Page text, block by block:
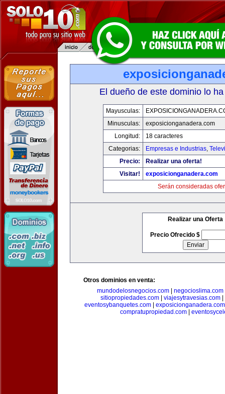
El dueño de este dominio lo
Mayusculas:
Minusculas:
exposicionganadera.com
Longitud:
18 caracteres
Categorias:
Empresas e Industrias,
Precio:
Realizar una oferta!
Visitar!
exposicionganadera.com
Serán consideradas
Realizar una Oferta
Precio Ofrecido $
Otros dominios en venta:
mundodelosnegocios.com| negocioslima.com
sitiopropiedades.com| viajesytravesias.com|
eventosybanquetes.com| exposicionganadera.com
compratupropiedad.com